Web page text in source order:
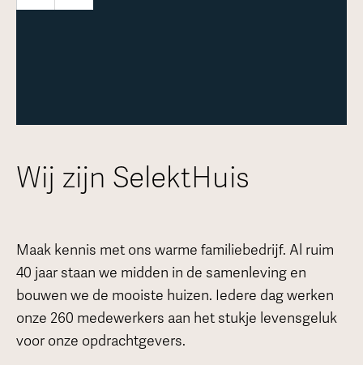
Meer over deze woning
Wij zijn SelektHuis
Maak kennis met ons warme familiebedrijf. Al ruim
40 jaar staan we midden in de samenleving en
bouwen we de mooiste huizen. Iedere dag werken
onze 260 medewerkers aan het stukje levensgeluk
voor onze opdrachtgevers.